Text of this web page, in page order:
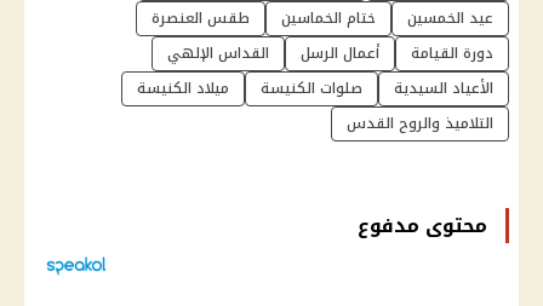
عيد الخمسين
ختام الخماسين
طقس العنصرة
دورة القيامة
أعمال الرسل
القداس الإلهي
الأعياد السيدية
صلوات الكنيسة
ميلاد الكنيسة
التلاميذ والروح القدس
محتوى مدفوع